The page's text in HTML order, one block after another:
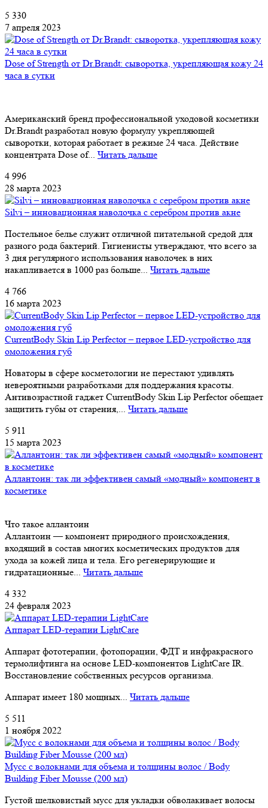
5 330
7 апреля 2023
Dose of Strength от Dr.Brandt: сыворотка, укрепляющая кожу 24
часа в сутки
Американский бренд профессиональной уходовой косметики
Dr.Brandt разработал новую формулу укрепляющей
сыворотки, которая работает в режиме 24 часа. Действие
концентрата Dose of... Читать дальше
4 996
28 марта 2023
Silvi – инновационная наволочка с серебром против акне
Постельное белье служит отличной питательной средой для
разного рода бактерий. Гигиенисты утверждают, что всего за
3 дня регулярного использования наволочек в них
накапливается в 1000 раз больше... Читать дальше
4 766
16 марта 2023
CurrentBody Skin Lip Perfector – первое LED-устройство для
омоложения губ
Новаторы в сфере косметологии не перестают удивлять
невероятными разработками для поддержания красоты.
Антивозрастной гаджет CurrentBody Skin Lip Perfector обещает
защитить губы от старения,... Читать дальше
5 911
15 марта 2023
Аллантоин: так ли эффективен самый «модный» компонент в
косметике
Что такое аллантоин
Аллантоин — компонент природного происхождения,
входящий в состав многих косметических продуктов для
ухода за кожей лица и тела. Его регенерирующие и
гидратационные... Читать дальше
4 332
24 февраля 2023
Аппарат LED-терапии LightCare
Аппарат фототерапии, фотопорации, ФДТ и инфракрасного
термолифтинга на основе LED-компонентов LightCare IR.
Восстановление собственных ресурсов организма.
Аппарат имеет 180 мощных... Читать дальше
5 511
1 ноября 2022
Мусс с волокнами для объема и толщины волос / Body
Building Fiber Mousse (200 мл)
Густой шелковистый мусс для укладки обволакивает волосы